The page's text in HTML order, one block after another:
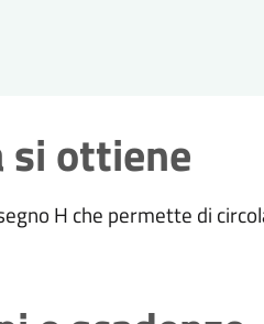
si ottiene
H che permette di